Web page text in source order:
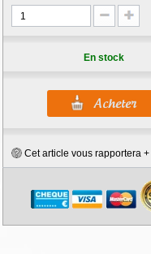
En stock
Cet article vous rapportera +